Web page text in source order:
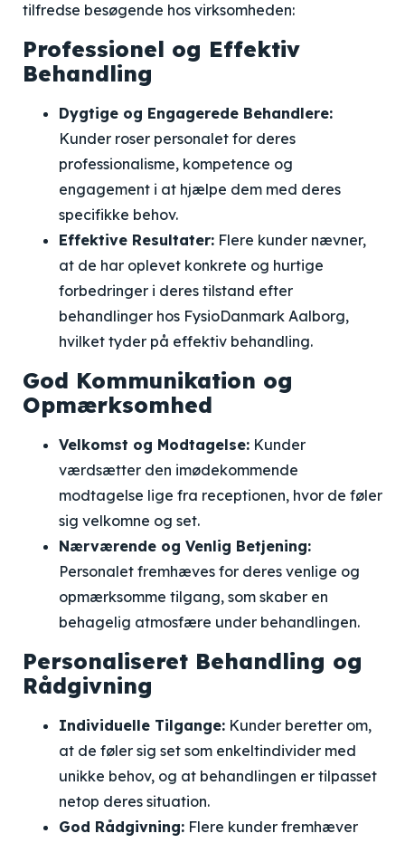
tilfredse besøgende hos virksomheden:
Professionel og Effektiv
Behandling
Dygtige og Engagerede Behandlere:
Kunder roser personalet for deres
professionalisme, kompetence og
engagement i at hjælpe dem med deres
specifikke behov.
Effektive Resultater: Flere kunder nævner,
at de har oplevet konkrete og hurtige
forbedringer i deres tilstand efter
behandlinger hos FysioDanmark Aalborg,
hvilket tyder på effektiv behandling.
God Kommunikation og
Opmærksomhed
Velkomst og Modtagelse: Kunder
værdsætter den imødekommende
modtagelse lige fra receptionen, hvor de føler
sig velkomne og set.
Nærværende og Venlig Betjening:
Personalet fremhæves for deres venlige og
opmærksomme tilgang, som skaber en
behagelig atmosfære under behandlingen.
Personaliseret Behandling og
Rådgivning
Individuelle Tilgange: Kunder beretter om,
at de føler sig set som enkeltindivider med
unikke behov, og at behandlingen er tilpasset
netop deres situation.
God Rådgivning: Flere kunder fremhæver